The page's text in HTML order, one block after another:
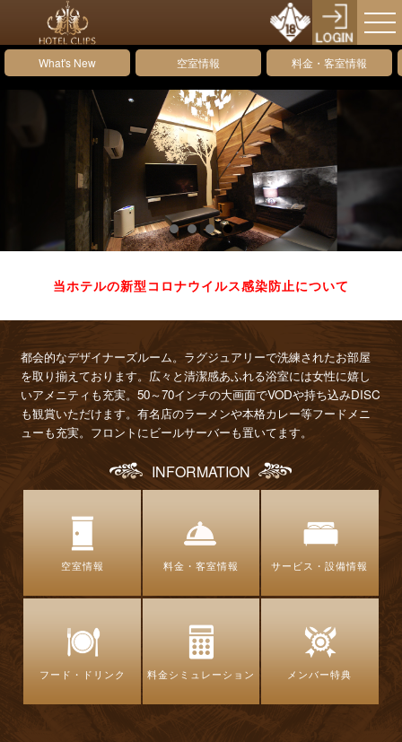
What's New 空室情報 料金・客室情報
当ホテルの新型コロナウイルス感染防止について
都会的なデザイナーズルーム。ラグジュアリーで洗練されたお部屋
を取り揃えております。広々と清潔感あふれる浴室には女性に嬉し
いアメニティも充実。50～70インチの大画面でVODや持ち込みDISC
も観賞いただけます。有名店のラーメンや本格カレー等フードメニ
ューも充実。フロントにビールサーバーも置いてます。
INFORMATION
空室情報 料金・客室情報 サービス・設備情報
フード・ドリンク 料金シミュレーション メンバー特典